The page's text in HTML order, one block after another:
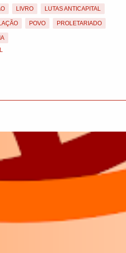
LIVRO LUTAS ANTICAPITAL
POVO PROLETARIADO